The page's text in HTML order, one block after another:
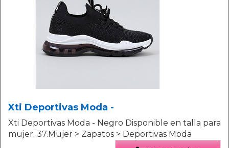
Xti Deportivas Moda -
Xti Deportivas Moda - Negro Disponible en talla para
mujer. 37.Mujer > Zapatos > Deportivas Moda